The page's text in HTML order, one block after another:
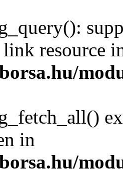
resource
in